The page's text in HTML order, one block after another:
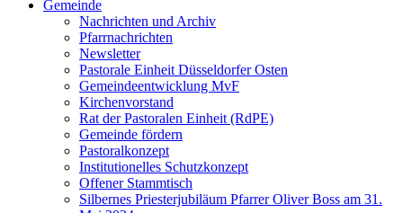
Gemeinde
Nachrichten und Archiv
Pfarrnachrichten
Newsletter
Pastorale Einheit Düsseldorfer Osten
Gemeindeentwicklung MvF
Kirchenvorstand
Rat der Pastoralen Einheit (RdPE)
Gemeinde fördern
Pastoralkonzept
Institutionelles Schutzkonzept
Offener Stammtisch
Silbernes Priesterjubiläum Pfarrer Oliver Boss am 31.